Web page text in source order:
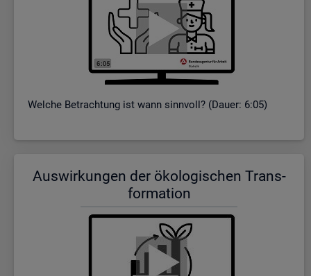
Wel­che Be­trach­tung ist wann sinn­voll? (Dauer: 6:05)
Aus­wir­kun­gen der öko­lo­gi­schen Trans­
for­ma­ti­on